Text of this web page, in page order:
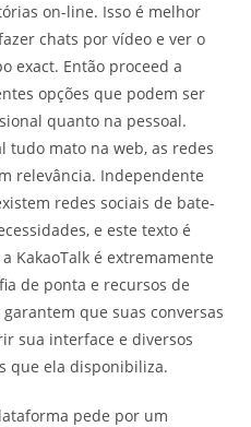
on-line. Isso é melhor
chats por vídeo e ver o
exact. Então proceed a
opções que podem ser
quanto na pessoal.
tudo mato na web, as redes
relevância. Independente
redes sociais de bate-
e este texto é
KakaoTalk é extremamente
de ponta e recursos de
que suas conversas
sua interface e diversos
que ela disponibiliza.
pede por um